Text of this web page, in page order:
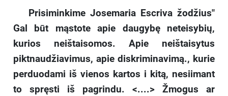
Prisiminkime Josemaria Escriva žodžius"
Gal būt mąstote apie daugybę neteisybių,
kurios neištaisomos. Apie neištaisytus
piktnaudžiavimus, apie diskriminavimą., kurie
perduodami iš vienos kartos i kitą, nesiimant
to spręsti iš pagrindu. <....> Žmogus ar